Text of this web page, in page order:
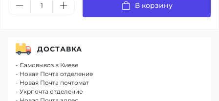
В корзину
ДОСТАВКА
- Самовывоз в Киеве
- Новая Почта отделение
- Новая Почта почтомат
- Укрпочта отделение